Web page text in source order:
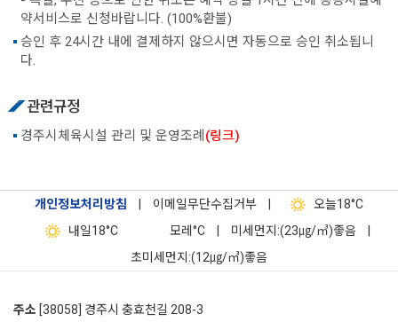
약서비스로 신청바랍니다. (100%환불)
승인 후 24시간 내에 결제하지 않으시면 자동으로 승인 취소됩니
다.
관련규정
경주시체육시설 관리 및 운영조례 (링크)
개인정보처리방침 이메일무단수집거부 오늘18°C
내일18°C 모레 °C 미세먼지:(23㎍/㎥)좋음
초미세먼지:(12㎍/㎥)좋음
주소 [38058] 경주시 충효천길 208-3